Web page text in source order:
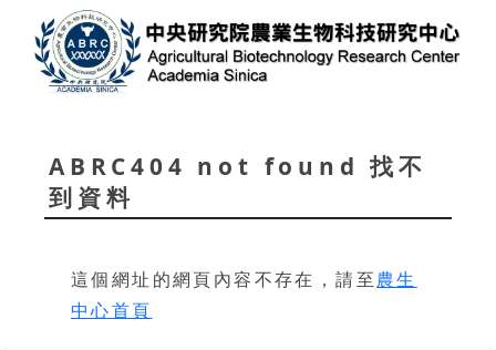
ABRC404 not found 找不
到資料
這個網址的網頁內容不存在，請至農生
中心首頁